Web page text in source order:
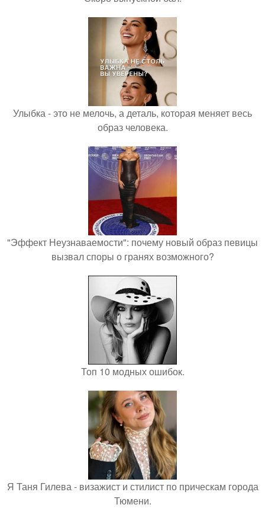
Улыбка - это не мелочь, а деталь, которая меняет весь
образ человека.
"Эффект Неузнаваемости": почему новый образ певицы
вызвал споры о гранях возможного?
Топ 10 модных ошибок.
Я Таня Гилева - визажист и стилист по прическам города
Тюмени.